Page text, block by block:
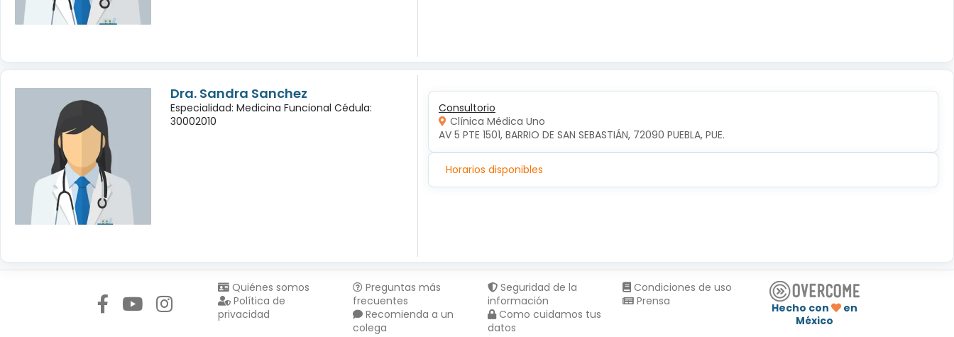
Dra. Sandra Sanchez
Especialidad: Medicina Funcional Cédula:
30002010
Consultorio
Clínica Médica Uno
AV 5 PTE 1501, BARRIO DE SAN SEBASTIÁN, 72090 PUEBLA, PUE.
Horarios disponibles
Quiénes somos
Política de
privacidad
Preguntas más
frecuentes
Recomienda a un
colega
Seguridad de la
información
Como cuidamos tus
datos
Condiciones de uso
Prensa
Hecho con
en
México